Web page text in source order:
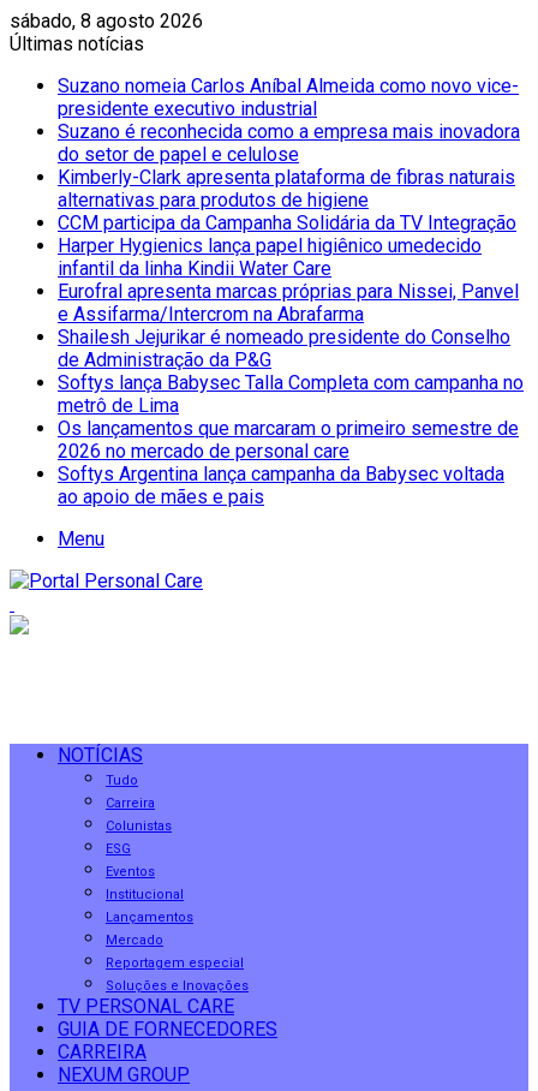
sábado, 8 agosto 2026
Últimas notícias
Suzano nomeia Carlos Aníbal Almeida como novo vice-
presidente executivo industrial
Suzano é reconhecida como a empresa mais inovadora
do setor de papel e celulose
Kimberly-Clark apresenta plataforma de fibras naturais
alternativas para produtos de higiene
CCM participa da Campanha Solidária da TV Integração
Harper Hygienics lança papel higiênico umedecido
infantil da linha Kindii Water Care
Eurofral apresenta marcas próprias para Nissei, Panvel
e Assifarma/Intercrom na Abrafarma
Shailesh Jejurikar é nomeado presidente do Conselho
de Administração da P&G
Softys lança Babysec Talla Completa com campanha no
metrô de Lima
Os lançamentos que marcaram o primeiro semestre de
2026 no mercado de personal care
Softys Argentina lança campanha da Babysec voltada
ao apoio de mães e pais
Menu
NOTÍCIAS
Tudo
Carreira
Colunistas
ESG
Eventos
Institucional
Lançamentos
Mercado
Reportagem especial
Soluções e Inovações
TV PERSONAL CARE
GUIA DE FORNECEDORES
CARREIRA
NEXUM GROUP